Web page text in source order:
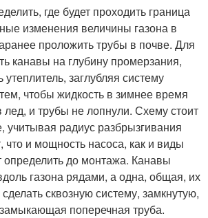
где будет проходить граница
изменения величины газона в
проложить трубы в почве. Для
канавы на глубину промерзания,
заглубляя систему
чтобы жидкость в зимнее время
лед, и трубы не лопнули. Схему стоит
учитывая радиус разбрызгивания
что и мощность насоса, как и виды
определить до монтажа. Канавы
газона рядами, а одна, общая, их
сквозную систему, замкнутую,
поперечная труба.